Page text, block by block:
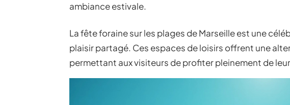
ambiance estivale.
La fête foraine sur les plages de Marseille est une
plaisir partagé. Ces espaces de loisirs offrent une
permettant aux visiteurs de profiter pleinement de